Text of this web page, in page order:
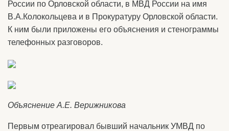
России по Орловской области, в МВД России на имя
В.А.Колокольцева и в Прокуратуру Орловской области.
К ним были приложены его объяснения и стенограммы
телефонных разговоров.
Объяснение А.Е. Верижникова
Первым отреагировал бывший начальник УМВД по